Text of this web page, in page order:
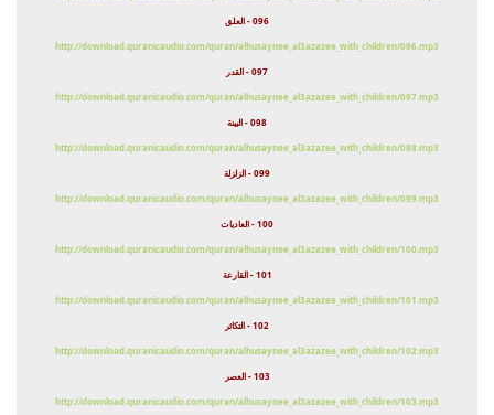
096 - العلق
http://download.quranicaudio.com/quran/alhusaynee_al3azazee_with_children/096.mp3
097 - القدر
http://download.quranicaudio.com/quran/alhusaynee_al3azazee_with_children/097.mp3
098 - البينة
http://download.quranicaudio.com/quran/alhusaynee_al3azazee_with_children/098.mp3
099 - الزلزلة
http://download.quranicaudio.com/quran/alhusaynee_al3azazee_with_children/099.mp3
100 - العاديات
http://download.quranicaudio.com/quran/alhusaynee_al3azazee_with_children/100.mp3
101 - القارعة
http://download.quranicaudio.com/quran/alhusaynee_al3azazee_with_children/101.mp3
102 - التكاثر
http://download.quranicaudio.com/quran/alhusaynee_al3azazee_with_children/102.mp3
103 - العصر
http://download.quranicaudio.com/quran/alhusaynee_al3azazee_with_children/103.mp3